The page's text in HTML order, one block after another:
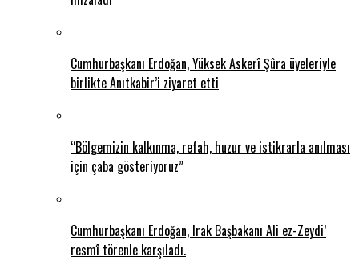
Cumhurbaşkanı Erdoğan, Yüksek Askerî Şûra üyeleriyle
birlikte Anıtkabir’i ziyaret etti
“Bölgemizin kalkınma, refah, huzur ve istikrarla anılması
için çaba gösteriyoruz”
Cumhurbaşkanı Erdoğan, Irak Başbakanı Ali ez-Zeydi’
resmî törenle karşıladı.